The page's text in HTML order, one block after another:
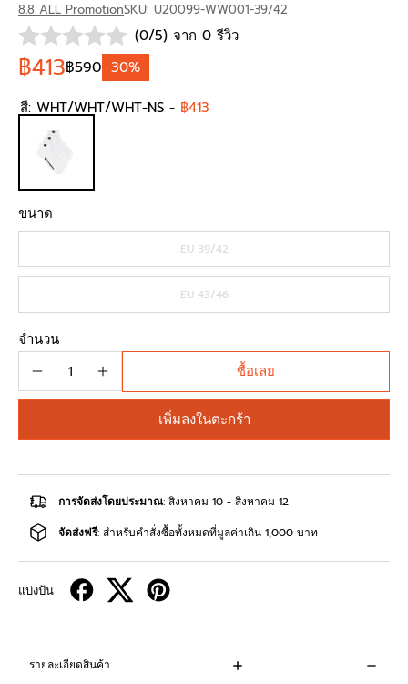
8.8 ALL PromotionSKU: U20099-WW001-39/42
(0/5) จาก 0 รีวิว
฿413฿590 30%
สี: WHT/WHT/WHT-NS - ฿413
ขนาด
EU 39/42
EU 43/46
จำนวน
เพิ่มลงในตะกร้า
ซื้อเลย
การจัดส่งโดยประมาณ: สิงหาคม 10 - สิงหาคม 12
จัดส่งฟรี: สำหรับคำสั่งซื้อทั้งหมดที่มูลค่าเกิน 1,000 บาท
แบ่งปัน
รายละเอียดสินค้า